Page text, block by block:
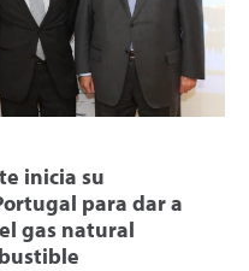
inicia su
para dar a
gas natural